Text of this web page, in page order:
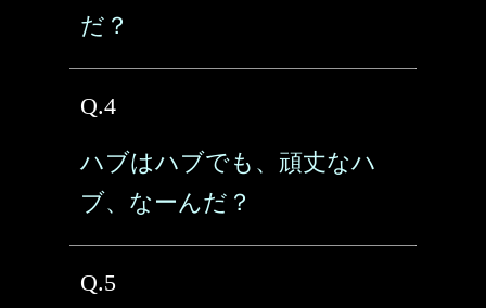
だ？
Q.4
ハブはハブでも、頑丈なハ
ブ、なーんだ？
Q.5